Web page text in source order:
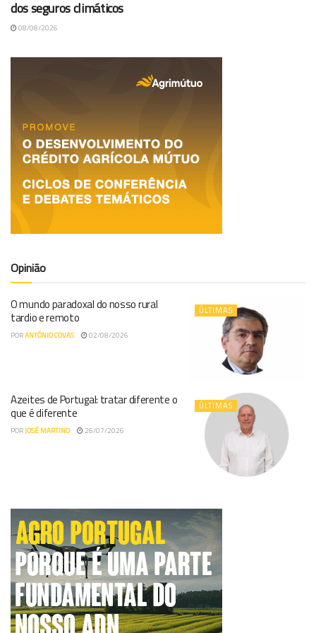
dos seguros climáticos
08/08/2026
Opinião
ÚLTIMAS
O mundo paradoxal do nosso rural
tardio e remoto
PORANTÓNIO COVAS 02/08/2026
ÚLTIMAS
Azeites de Portugal: tratar diferente o
que é diferente
PORJOSÉ MARTINO 26/07/2026